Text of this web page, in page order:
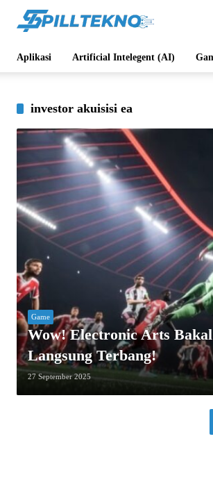
Aplikasi Artificial Intelegent (AI)
investor akuisisi ea
Game
Wow! Electronic Arts
Langsung Terbang!
27 September 2025